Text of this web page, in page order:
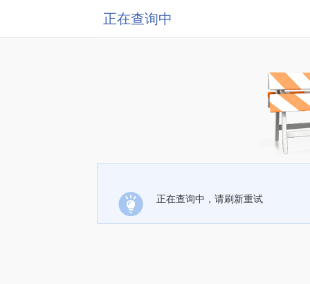
正在查询中
正在查询中，请刷新重试